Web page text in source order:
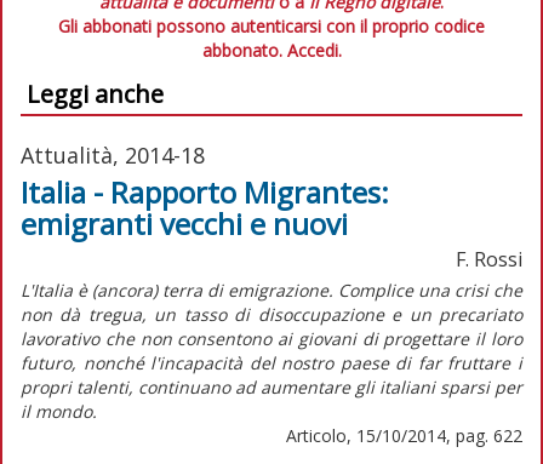
Gli abbonati possono autenticarsi con il proprio codice
abbonato. Accedi.
Leggi anche
Attualità, 2014-18
Italia - Rapporto Migrantes:
emigranti vecchi e nuovi
F. Rossi
L'Italia è (ancora) terra di emigrazione. Complice una crisi che
non dà tregua, un tasso di disoccupazione e un precariato
lavorativo che non consentono ai giovani di progettare il loro
futuro, nonché l'incapacità del nostro paese di far fruttare i
propri talenti, continuano ad aumentare gli italiani sparsi per
il mondo.
Articolo, 15/10/2014, pag. 622